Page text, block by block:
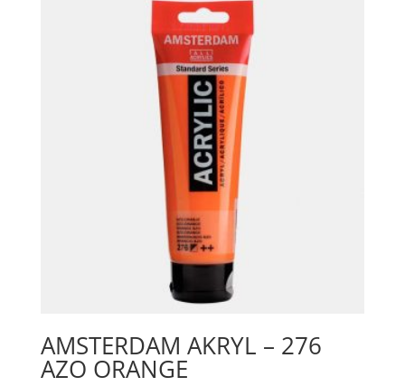
AMSTERDAM AKRYL – 276
AZO ORANGE